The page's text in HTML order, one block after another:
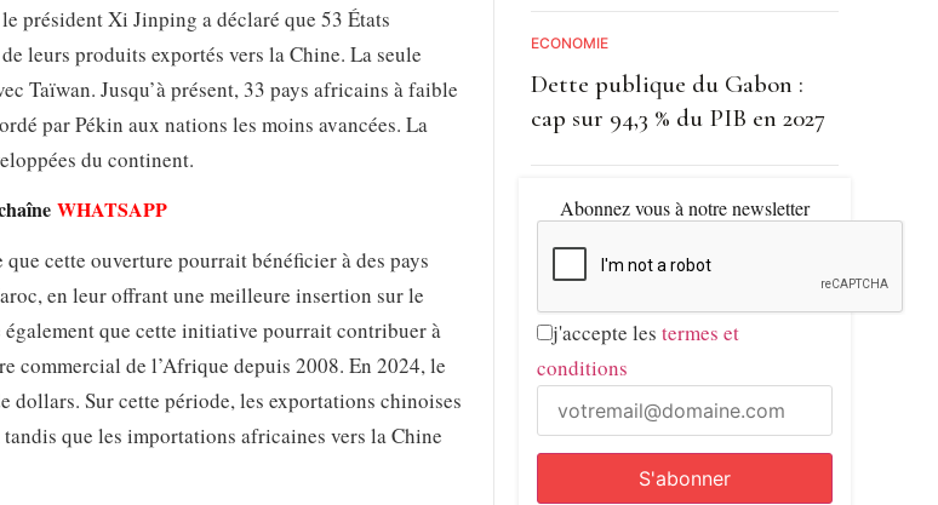
président Xi Jinping a déclaré que 53 États
leurs produits exportés vers la Chine. La seule
Taïwan. Jusqu’à présent, 33 pays africains à faible
par Pékin aux nations les moins avancées. La
du continent.
WHATSAPP
cette ouverture pourrait bénéficier à des pays
en leur offrant une meilleure insertion sur le
que cette initiative pourrait contribuer à
commercial de l’Afrique depuis 2008. En 2024, le
dollars. Sur cette période, les exportations chinoises
que les importations africaines vers la Chine
ECONOMIE
Dette publique du Gabon :
cap sur 94,3 % du PIB en 2027
Abonnez vous à notre newsletter
j'accepte les termes et
conditions